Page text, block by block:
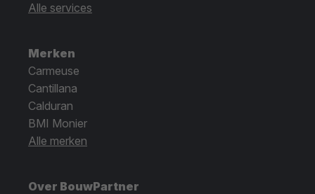
Alle services
Merken
Carmeuse
Cantillana
Calduran
BMI Monier
Alle merken
Over BouwPartner